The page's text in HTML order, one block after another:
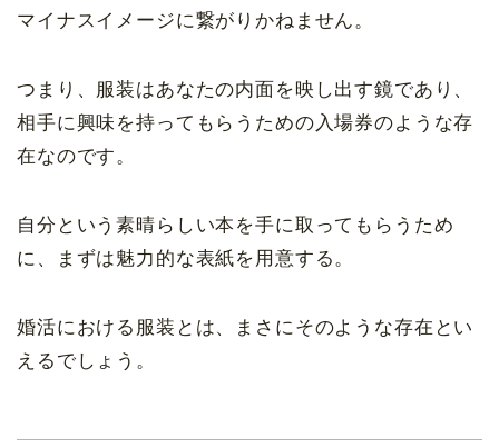
マイナスイメージに繋がりかねません。
つまり、服装はあなたの内面を映し出す鏡であり、
相手に興味を持ってもらうための入場券のような存
在なのです。
自分という素晴らしい本を手に取ってもらうため
に、まずは魅力的な表紙を用意する。
婚活における服装とは、まさにそのような存在とい
えるでしょう。